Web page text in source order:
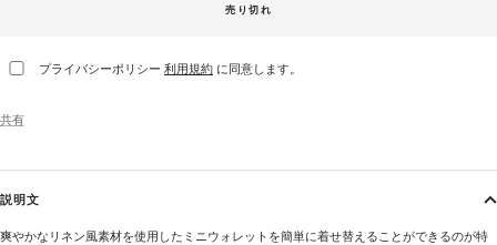
売り切れ
プライバシーポリシー 利用規約 に同意します。
共有
説明文
爽やかなリネン風素材を使用したミニウォレットを簡単に着せ替えることができるのが特